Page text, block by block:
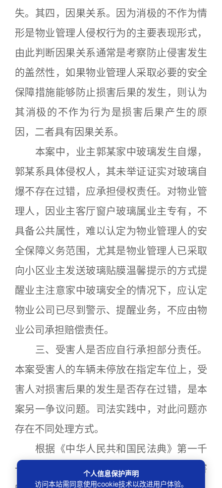
失。其四，因果关系。因为消极的不作为情
形是物业管理人侵权行为的主要表现形式，
由此判断因果关系通常是考察防止侵害发生
的盖然性，如果物业管理人采取必要的安全
保障措施能够防止损害后果的发生，则认为
其消极的不作为行为是损害后果产生的原
因，二者具有因果关系。
本案中，业主郭某家中玻璃发生自爆，
郭某系具体侵权人，其未举证证实对玻璃自
爆不存在过错，应承担侵权责任。对物业管
理人，因业主客厅窗户玻璃属业主专有，不
具备公共属性，难以认定为物业管理人的安
全保障义务范围，尤其是物业管理人已采取
向小区业主发送玻璃贴膜温馨提示的方式提
醒业主注意家中玻璃安全的情况下，应认定
物业公司已尽到警示、提醒业务，不应由物
业公司承担赔偿责任。
三、受害人是否应自行承担部分责任。
本案受害人的车辆未停放在指定车位上，受
害人对损害后果的发生是否存在过错，是本
案另一争议问题。司法实践中，对此问题亦
存在不同处理方式。
根据《中华人民共和国民法典》第一千
一百七十三条的规定，“被侵权人对同一损害
个人信息保护声明
访问本站需同意使用cookie技术以改进用户体验。